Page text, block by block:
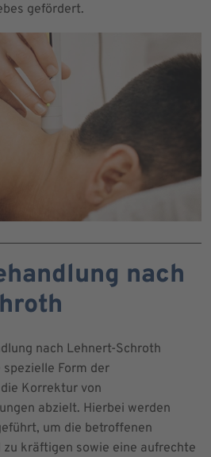
gefördert.
nach
nach Lehnert-Schroth
Form der
Korrektur von
abzielt. Hierbei werden
um die betroffenen
zu kräftigen sowie eine aufrechte